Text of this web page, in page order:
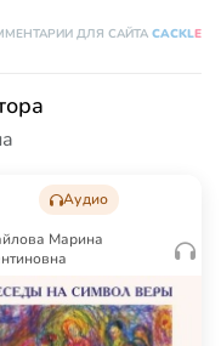
ДЛЯ САЙТА CACKLE
Аудио
Марина